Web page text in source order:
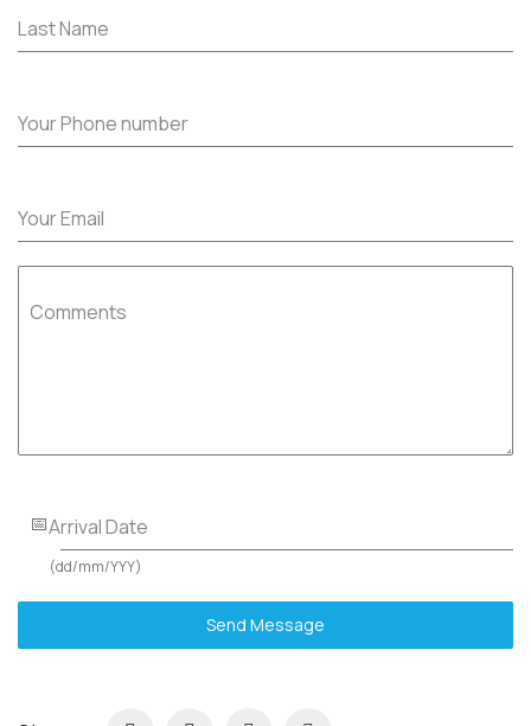
Last Name
Your Phone number
Your Email
Comments
Arrival Date
(dd/mm/YYY)
Send Message